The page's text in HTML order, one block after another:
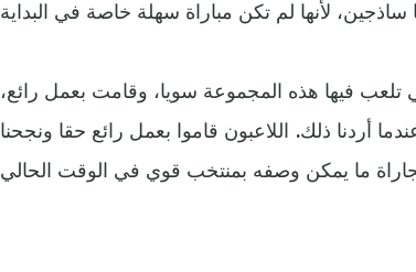
فيها هذه المجموعة سويا، وقامت بعمل رائع،
أردنا ذلك. اللاعبون قاموا بعمل رائع حقا ونجحنا